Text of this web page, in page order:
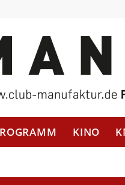
KINO